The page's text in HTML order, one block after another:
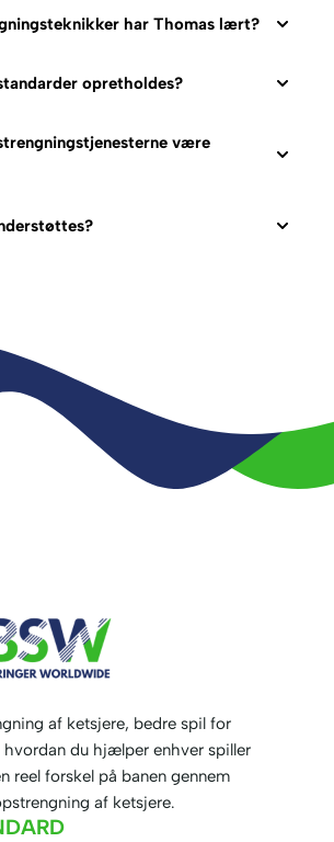
har Thomas lært?
opretholdes?
være
af ketsjere, bedre spil for
du hjælper enhver spiller
reel forskel på banen gennem
af ketsjere.